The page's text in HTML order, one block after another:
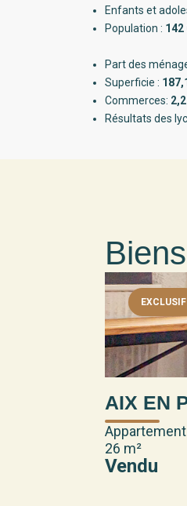
Enfants et
Population : 142
Part des
Superficie :
Commerces:
Résultats des
EXCLUSIF
AIX EN
Appartement
26 m²
Vendu